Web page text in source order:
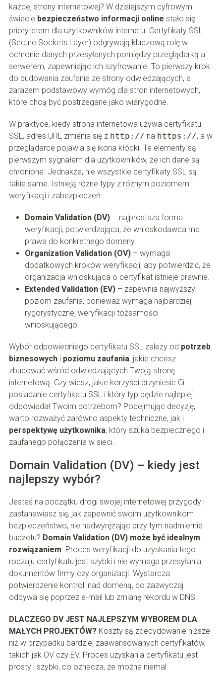
każdej strony internetowej? W dzisiejszym cyfrowym
świecie bezpieczeństwo informacji online stało się
priorytetem dla użytkowników internetu. Certyfikaty SSL
(Secure Sockets Layer) odgrywają kluczową rolę w
ochronie danych przesyłanych pomiędzy przeglądarką a
serwerem, zapewniając ich szyfrowanie. To pierwszy krok
do budowania zaufania ze strony odwiedzających, a
zarazem podstawowy wymóg dla stron internetowych,
które chcą być postrzegane jako wiarygodne.
W praktyce, kiedy strona internetowa używa certyfikatu
SSL, adres URL zmienia się z http:// na https://, a w
przeglądarce pojawia się ikona kłódki. Te elementy są
pierwszym sygnałem dla użytkowników, że ich dane są
chronione. Jednakże, nie wszystkie certyfikaty SSL są
takie same. Istnieją różne typy z różnym poziomem
weryfikacji i zabezpieczeń:
Domain Validation (DV)– najprostsza forma
weryfikacji, potwierdzająca, że wnioskodawca ma
prawa do konkretnego domeny.
Organization Validation (OV)– wymaga
dodatkowych kroków weryfikacji, aby potwierdzić, że
organizacja wnioskująca o certyfikat istnieje prawnie.
Extended Validation (EV)– zapewnia najwyższy
poziom zaufania, ponieważ wymaga najbardziej
rygorystycznej weryfikacji tożsamości
wnioskującego.
Wybór odpowiedniego certyfikatu SSL zależy od potrzeb
biznesowychi poziomu zaufania, jakie chcesz
zbudować wśród odwiedzających Twoją stronę
internetową. Czy wiesz, jakie korzyści przyniesie Ci
posiadanie certyfikatu SSL i który typ będzie najlepiej
odpowiadał Twoim potrzebom? Podejmując decyzję,
warto rozważyć zarówno aspekty techniczne, jak i
perspektywę użytkownika, który szuka bezpiecznego i
zaufanego połączenia w sieci.
Domain Validation (DV) – kiedy jest
najlepszy wybór?
Jesteś na początku drogi swojej internetowej przygody i
zastanawiasz się, jak zapewnić swoim użytkownikom
bezpieczeństwo, nie nadwyrężając przy tym nadmiernie
budżetu? Domain Validation (DV) może być idealnym
rozwiązaniem . Proces weryfikacji do uzyskania tego
rodzaju certyfikatu jest szybki i nie wymaga przesyłania
dokumentów firmy czy organizacji. Wystarcza
potwierdzenie kontroli nad domeną, co zazwyczaj
odbywa się poprzez e-mail lub zmianę rekordu w DNS.
DLACZEGO DV JEST NAJLEPSZYM WYBOREM DLA
MAŁYCH PROJEKTÓW? Koszty są zdecydowanie niższe
niż w przypadku bardziej zaawansowanych certyfikatów,
takich jak OV czy EV. Proces uzyskania certyfikatu jest
prosty i szybki, co oznacza, że można niemal